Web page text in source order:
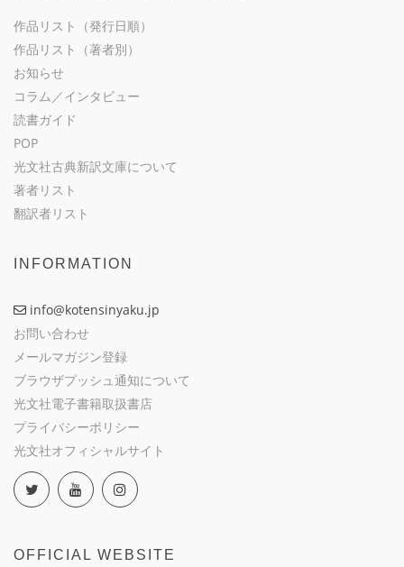
作品リスト（発行日順）
作品リスト（著者別）
お知らせ
コラム／インタビュー
読書ガイド
POP
光文社古典新訳文庫について
著者リスト
翻訳者リスト
INFORMATION
info@kotensinyaku.jp
お問い合わせ
メールマガジン登録
ブラウザプッシュ通知について
光文社電子書籍取扱書店
プライバシーポリシー
光文社オフィシャルサイト
OFFICIAL WEBSITE